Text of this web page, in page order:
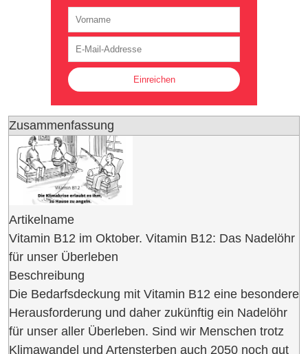
Zusammenfassung
Artikelname
Vitamin B12 im Oktober. Vitamin B12: Das Nadelöhr
für unser Überleben
Beschreibung
Die Bedarfsdeckung mit Vitamin B12 eine besondere
Herausforderung und daher zukünftig ein Nadelöhr
für unser aller Überleben. Sind wir Menschen trotz
Klimawandel und Artensterben auch 2050 noch gut